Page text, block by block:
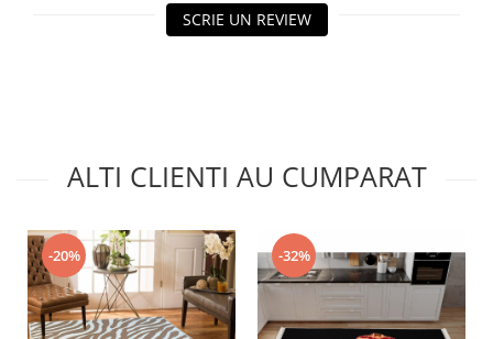
SCRIE UN REVIEW
ALTI CLIENTI AU CUMPARAT
-20% -32%